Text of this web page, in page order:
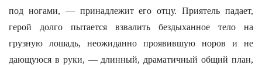
под ногами, — принадлежит его отцу. Приятель падает,
герой долго пытается взвалить бездыханное тело на
грузную лошадь, неожиданно проявившую норов и не
дающуюся в руки, — длинный, драматичный общий план,